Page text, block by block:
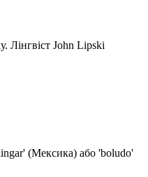
Лінгвіст John Lipski
(Мексика) або 'boludo'